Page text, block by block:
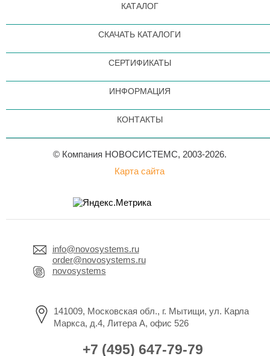
КАТАЛОГ
СКАЧАТЬ КАТАЛОГИ
СЕРТИФИКАТЫ
ИНФОРМАЦИЯ
КОНТАКТЫ
© Компания НОВОСИСТЕМС, 2003-2026.
Карта сайта
info@novosystems.ru
order@novosystems.ru
novosystems
141009, Московская обл., г. Мытищи, ул. Карла
Маркса, д.4, Литера А, офис 526
+7 (495) 647-79-79